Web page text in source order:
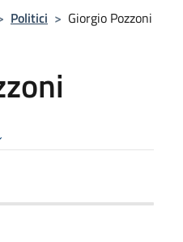
Politici > Giorgio Pozzoni